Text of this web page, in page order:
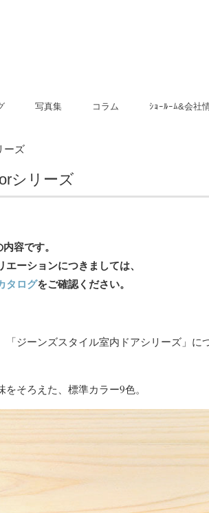
写真集 コラム ｼｮｰﾙｰﾑ&会社
ーズ
シリーズ
容です。
ーションにつきましては、
タログをご確認ください。
「ジーンズスタイル室内ドアシリーズ」に
そろえた、標準カラー9色。